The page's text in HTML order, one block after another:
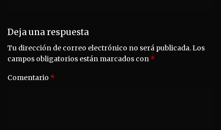
Deja una respuesta
Tu dirección de correo electrónico no será publicada.Los
campos obligatorios están marcados con *
Comentario *